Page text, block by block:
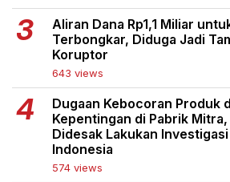
Aliran Dana Rp1,1 Miliar
Terbongkar, Diduga Jadi
Koruptor
643 views
Dugaan Kebocoran Produk
Kepentingan di Pabrik
Didesak Lakukan
Indonesia
574 views